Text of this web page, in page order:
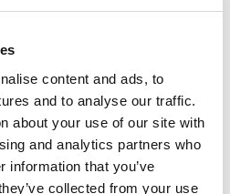
content and ads, to
and to analyse our traffic.
about your use of our site with
and analytics partners who
information that you’ve
collected from your use
25 mm 5
25 mm 5
kg/km